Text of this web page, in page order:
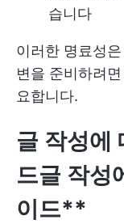
습니다
이러한 명료성
변을 준비하려
요합니다.
글 작성에
드글 작성
이드**